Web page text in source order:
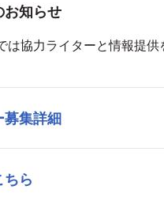
お知らせ
は協力ライターと情報提
募集詳細
ら